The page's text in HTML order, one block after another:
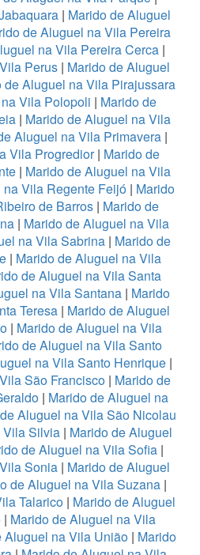
| Marido de Aluguel
de Aluguel na Vila Pereira
na Vila Pereira Cerca|
Perus | Marido de Aluguel
de Aluguel na Vila Pirajussara
Vila Polopoli | Marido de
| Marido de Aluguel na Vila
Aluguel na Vila Primavera|
Vila Progredior| Marido de
| Marido de Aluguel na Vila
Vila Regente Feijó| Marido
de Barros| Marido de
| Marido de Aluguel na Vila
na Vila Sabrina| Marido de
| Marido de Aluguel na Vila
de Aluguel na Vila Santa
na Vila Santana| Marido
Teresa| Marido de Aluguel
| Marido de Aluguel na Vila
de Aluguel na Vila Santo
na Vila Santo Henrique |
São Francisco| Marido de
| Marido de Aluguel na
Aluguel na Vila São Nicolau
Vila Silvia | Marido de Aluguel
de Aluguel na Vila Sofia|
Sonia | Marido de Aluguel
de Aluguel na Vila Suzana|
Talarico | Marido de Aluguel
| Marido de Aluguel na Vila
Aluguel na Vila União | Marido